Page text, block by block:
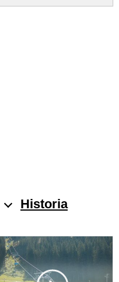
Historia